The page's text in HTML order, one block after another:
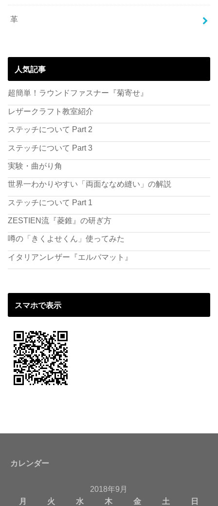
革
人気記事
超簡単！ラウンドファスナー『菊寄せ』
レザークラフト教室紹介
ステッチについて Part 2
ステッチについて Part 3
実験・曲がり角
世界一わかりやすい「両面ななめ縫い」の解説
ステッチについて Part 1
ZESTIEN流『菱錐』の研ぎ方
噂の「きくよせくん」使ってみた
イタリアンレザー『エルバマット』
スマホで表示
カレンダー
2018年9月
月
火 水 木 金 土 日